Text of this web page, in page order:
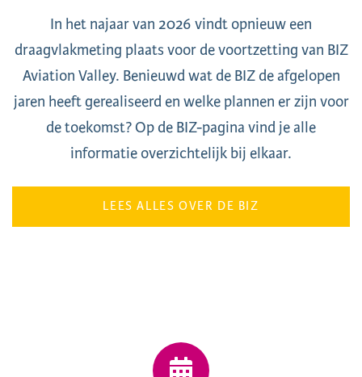
In het najaar van 2026 vindt opnieuw een
draagvlakmeting plaats voor de voortzetting van BIZ
Aviation Valley. Benieuwd wat de BIZ de afgelopen
jaren heeft gerealiseerd en welke plannen er zijn voor
de toekomst? Op de BIZ-pagina vind je alle
informatie overzichtelijk bij elkaar.
LEES ALLES OVER DE BIZ